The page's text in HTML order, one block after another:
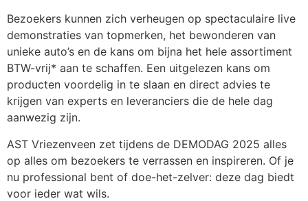
Bezoekers kunnen zich verheugen op spectaculaire live
demonstraties van topmerken, het bewonderen van
unieke auto’s en de kans om bijna het hele assortiment
BTW-vrij* aan te schaffen. Een uitgelezen kans om
producten voordelig in te slaan en direct advies te
krijgen van experts en leveranciers die de hele dag
aanwezig zijn.
AST Vriezenveen zet tijdens de DEMODAG 2025 alles
op alles om bezoekers te verrassen en inspireren. Of je
nu professional bent of doe-het-zelver: deze dag biedt
voor ieder wat wils.